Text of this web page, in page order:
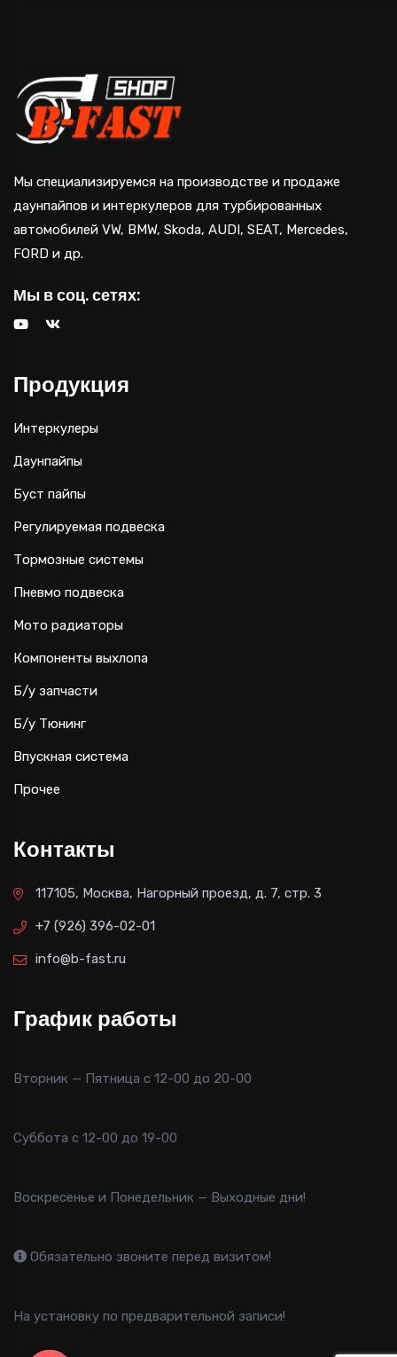
Мы специализируемся на производстве и продаже
даунпайпов и интеркулеров для турбированных
автомобилей VW, BMW, Skoda, AUDI, SEAT, Mercedes,
FORD и др.
Мы в соц. сетях:
Продукция
Интеркулеры
Даунпайпы
Буст пайпы
Регулируемая подвеска
Тормозные системы
Пневмо подвеска
Мото радиаторы
Компоненты выхлопа
Б/у запчасти
Б/у Тюнинг
Впускная система
Прочее
Контакты
117105, Москва, Нагорный проезд, д. 7, стр. 3
+7 (926) 396-02-01
info@b-fast.ru
График работы
Вторник — Пятница с 12-00 до 20-00
Суббота с 12-00 до 19-00
Воскресенье и Понедельник — Выходные дни!
Обязательно звоните перед визитом!
На установку по предварительной записи!